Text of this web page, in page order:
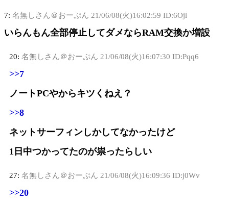
7: 名無しさん＠おーぷん 21/06/08(火)16:02:59 ID:6Ojl
いらんもん全部停止してダメならRAM交換か増設
20: 名無しさん＠おーぷん 21/06/08(火)16:07:30 ID:Pqq6
>>7
ノートPCやからキツくねえ？
>>8
ネットサーフィンしかしてなかったけど
1日中つかってたのが祟ったらしい
27: 名無しさん＠おーぷん 21/06/08(火)16:09:36 ID:j0Wv
>>20